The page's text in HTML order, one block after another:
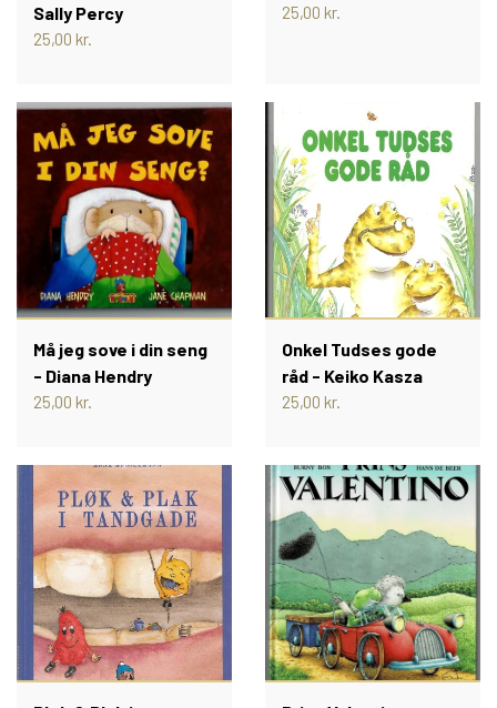
Sally Percy
25,00 kr.
25,00 kr.
Må jeg sove i din seng
- Diana Hendry
25,00 kr.
Onkel Tudses gode
råd - Keiko Kasza
25,00 kr.